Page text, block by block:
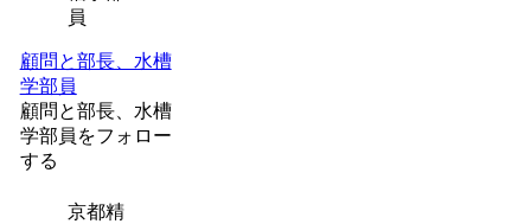
顧問と部長、水槽
学部員
顧問と部長、水槽
学部員をフォロー
する
京都精